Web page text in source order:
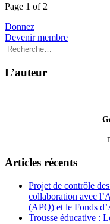
Page 1 of 2
Donnez
Devenir membre
Rechercher :
L’auteur
Articles récents
Projet de contrôle
collaboration avec
(APQ) et le Fonds
Trousse éducative :